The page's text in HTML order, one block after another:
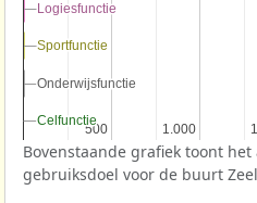
500
500 1.000
1.000
Logiesfunctie
Logiesfunctie
Sportfunctie
Sportfunctie
Onderwijsfunctie
Onderwijsfunctie
Celfunctie
Celfunctie
Bovenstaande grafiek toont
gebruiksdoel voor de buurt